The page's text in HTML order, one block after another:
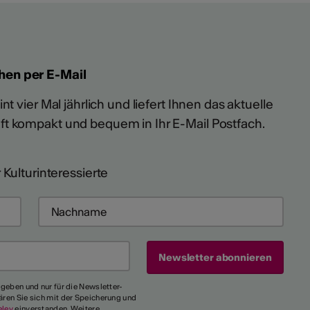
per E-Mail
vier Mal jährlich und liefert Ihnen das aktuelle
kompakt und bequem in Ihr E-Mail Postfach.
Kulturinteressierte
und nur für die Newsletter-
Sie sich mit der Speicherung und